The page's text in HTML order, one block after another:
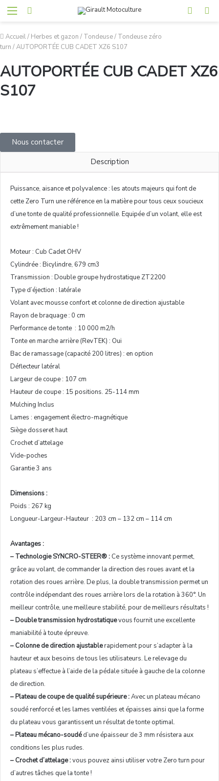
Accueil/ Herbes et gazon / Tondeuse/ Tondeuse zéro
turn /AUTOPORTÉE CUB CADET XZ6 S107
AUTOPORTÉE CUB CADET XZ6
S107
Nous contacter
Description
Puissance, aisance et polyvalence : les atouts majeurs qui font de
cette Zero Turn une référence en la matière pour tous ceux soucieux
d’une tonte de qualité professionnelle. Equipée d’un volant, elle est
extrêmement maniable !
Moteur : Cub Cadet OHV
Cylindrée : Bicylindre, 679 cm3
Transmission : Double groupe hydrostatique ZT2200
Type d’éjection : latérale
Volant avec mousse confort et colonne de direction ajustable
Rayon de braquage : 0 cm
Performance de tonte : 10 000 m2/h
Tonte en marche arrière (RevTEK) : Oui
Bac de ramassage (capacité 200 litres) : en option
Déflecteur latéral
Largeur de coupe : 107 cm
Hauteur de coupe : 15 positions. 25-114 mm
Mulching Inclus
Lames : engagement électro-magnétique
Siège dosseret haut
Crochet d’attelage
Vide-poches
Garantie 3 ans
Dimensions :
Poids : 267 kg
Longueur-Largeur-Hauteur : 203 cm – 132 cm – 114 cm
Avantages :
– Technologie SYNCRO-STEER® : Ce système innovant permet,
grâce au volant, de commander la direction des roues avant et la
rotation des roues arrière. De plus, la double transmission permet un
contrôle indépendant des roues arrière lors de la rotation à 360°. Un
meilleur contrôle, une meilleure stabilité, pour de meilleurs résultats !
– Double transmission hydrostatiquevous fournit une excellente
maniabilité à toute épreuve.
– Colonne de direction ajustablerapidement pour s’adapter à la
hauteur et aux besoins de tous les utilisateurs. Le relevage du
plateau s’effectue à l’aide de la pédale située à gauche de la colonne
de direction.
– Plateau de coupe de qualité supérieure :Avec un plateau mécano
soudé renforcé et les lames ventilées et épaisses ainsi que la forme
du plateau vous garantissent un résultat de tonte optimal.
– Plateau mécano-soudéd’une épaisseur de 3 mm résistera aux
conditions les plus rudes.
– Crochet d’attelage :vous pouvez ainsi utiliser votre Zero turn pour
d’autres tâches que la tonte !